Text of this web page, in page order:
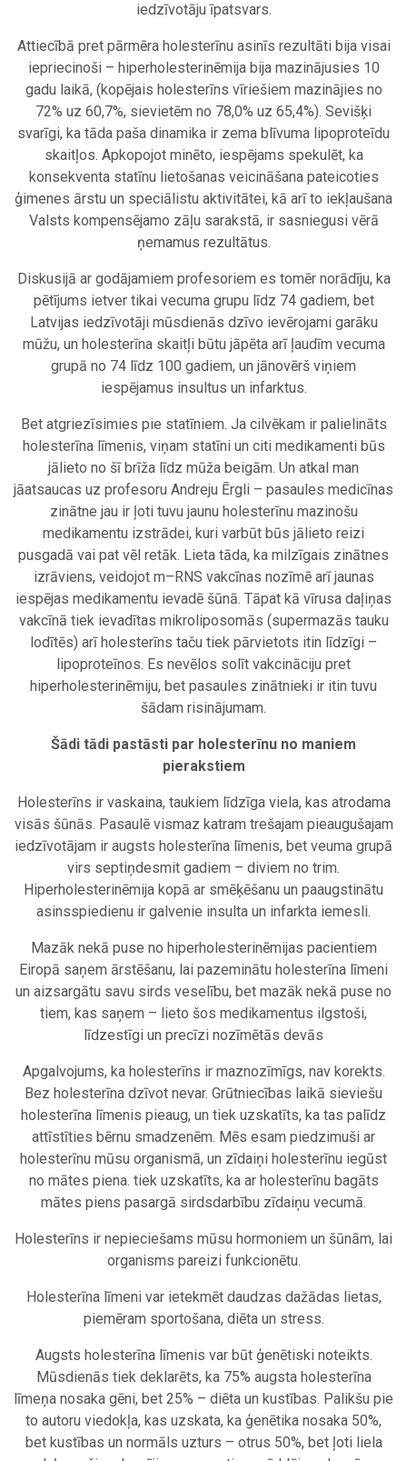
iedzīvotāju īpatsvars.
Attiecībā pret pārmēra holesterīnu asinīs rezultāti bija visai
iepriecinoši – hiperholesterinēmija bija mazinājusies 10
gadu laikā, (kopējais holesterīns vīriešiem mazinājies no
72% uz 60,7%, sievietēm no 78,0% uz 65,4%). Sevišķi
svarīgi, ka tāda paša dinamika ir zema blīvuma lipoproteīdu
skaitļos. Apkopojot minēto, iespējams spekulēt, ka
konsekventa statīnu lietošanas veicināšana pateicoties
ģimenes ārstu un speciālistu aktivitātei, kā arī to iekļaušana
Valsts kompensējamo zāļu sarakstā, ir sasniegusi vērā
ņemamus rezultātus.
Diskusijā ar godājamiem profesoriem es tomēr norādīju, ka
pētījums ietver tikai vecuma grupu līdz 74 gadiem, bet
Latvijas iedzīvotāji mūsdienās dzīvo ievērojami garāku
mūžu, un holesterīna skaitļi būtu jāpēta arī ļaudīm vecuma
grupā no 74 līdz 100 gadiem, un jānovērš viņiem
iespējamus insultus un infarktus.
Bet atgriezīsimies pie statīniem. Ja cilvēkam ir palielināts
holesterīna līmenis, viņam statīni un citi medikamenti būs
jālieto no šī brīža līdz mūža beigām. Un atkal man
jāatsaucas uz profesoru Andreju Ērgli – pasaules medicīnas
zinātne jau ir ļoti tuvu jaunu holesterīnu mazinošu
medikamentu izstrādei, kuri varbūt būs jālieto reizi
pusgadā vai pat vēl retāk. Lieta tāda, ka milzīgais zinātnes
izrāviens, veidojot m–RNS vakcīnas nozīmē arī jaunas
iespējas medikamentu ievadē šūnā. Tāpat kā vīrusa daļiņas
vakcīnā tiek ievadītas mikroliposomās (supermazās tauku
lodītēs) arī holesterīns taču tiek pārvietots itin līdzīgi –
lipoproteīnos. Es nevēlos solīt vakcināciju pret
hiperholesterinēmiju, bet pasaules zinātnieki ir itin tuvu
šādam risinājumam.
Šādi tādi pastāsti par holesterīnu no maniem
pierakstiem
Holesterīns ir vaskaina, taukiem līdzīga viela, kas atrodama
visās šūnās. Pasaulē vismaz katram trešajam pieaugušajam
iedzīvotājam ir augsts holesterīna līmenis, bet veuma grupā
virs septiņdesmit gadiem – diviem no trim.
Hiperholesterinēmija kopā ar smēķēšanu un paaugstinātu
asinsspiedienu ir galvenie insulta un infarkta iemesli.
Mazāk nekā puse no hiperholesterinēmijas pacientiem
Eiropā saņem ārstēšanu, lai pazeminātu holesterīna līmeni
un aizsargātu savu sirds veselību, bet mazāk nekā puse no
tiem, kas saņem – lieto šos medikamentus ilgstoši,
līdzestīgi un precīzi nozīmētās devās
Apgalvojums, ka holesterīns ir maznozīmīgs, nav korekts.
Bez holesterīna dzīvot nevar. Grūtniecības laikā sieviešu
holesterīna līmenis pieaug, un tiek uzskatīts, ka tas palīdz
attīstīties bērnu smadzenēm. Mēs esam piedzimuši ar
holesterīnu mūsu organismā, un zīdaiņi holesterīnu iegūst
no mātes piena. tiek uzskatīts, ka ar holesterīnu bagāts
mātes piens pasargā sirdsdarbību zīdaiņu vecumā.
Holesterīns ir nepieciešams mūsu hormoniem un šūnām, lai
organisms pareizi funkcionētu.
Holesterīna līmeni var ietekmēt daudzas dažādas lietas,
piemēram sportošana, diēta un stress.
Augsts holesterīna līmenis var būt ģenētiski noteikts.
Mūsdienās tiek deklarēts, ka 75% augsta holesterīna
līmeņa nosaka gēni, bet 25% – diēta un kustības. Palikšu pie
to autoru viedokļa, kas uzskata, ka ģenētika nosaka 50%,
bet kustības un normāls uzturs – otrus 50%, bet ļoti liela